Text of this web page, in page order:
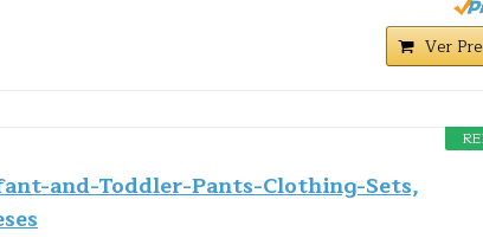
Ver
and-Toddler-Pants-Clothing-Sets,